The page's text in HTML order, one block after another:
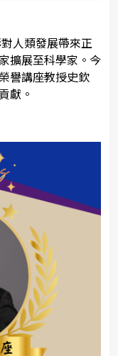
人類發展帶來正
擴展至科學家。今
譽講座教授史欽
獻。